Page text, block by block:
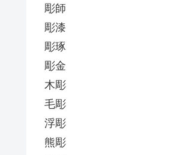
彫師
彫漆
彫琢
彫金
木彫
毛彫
浮彫
熊彫